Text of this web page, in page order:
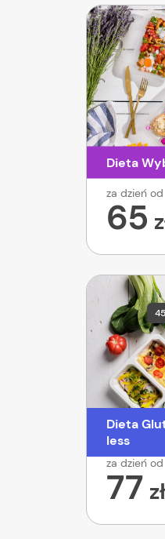
Dieta
za dzień od
65
Dieta
less
za dzień od
77 zł